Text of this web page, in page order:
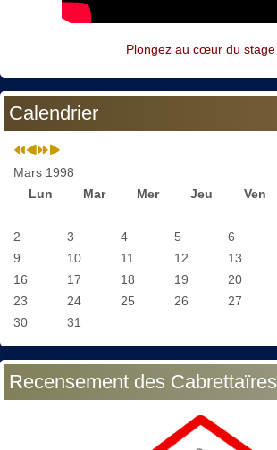
Plongez au cœur du stage
Calendrier
Mars 1998
Lun
Mar Mer Jeu Ven
2
3 4 5 6
9
10 11 12 13
16
17 18 19 20
23
24 25 26 27
30
31
Recensement des Cabrettaïres